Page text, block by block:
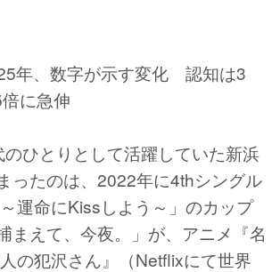
年、数字が示す変化 認知は3
に急伸
ひとりとして活躍していた新浜
ったのは、2022年に4thシングル
～運命にKissしよう～」のカップ
まえて、今夜。」が、アニメ『名
の犯沢さん』（Netflixにて世界